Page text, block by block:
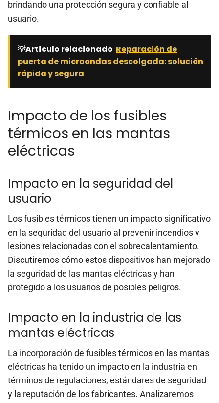
brindando una protección segura y confiable al
usuario.
💡Artículo relacionado Reparación de
puerta de microondas descolgada: solución
rápida y segura
Impacto de los fusibles
térmicos en las mantas
eléctricas
Impacto en la seguridad del
usuario
Los fusibles térmicos tienen un impacto significativo
en la seguridad del usuario al prevenir incendios y
lesiones relacionadas con el sobrecalentamiento.
Discutiremos cómo estos dispositivos han mejorado
la seguridad de las mantas eléctricas y han
protegido a los usuarios de posibles peligros.
Impacto en la industria de las
mantas eléctricas
La incorporación de fusibles térmicos en las mantas
eléctricas ha tenido un impacto en la industria en
términos de regulaciones, estándares de seguridad
y la reputación de los fabricantes. Analizaremos